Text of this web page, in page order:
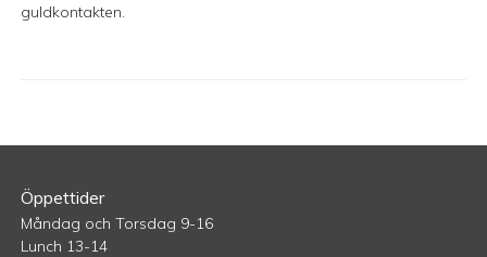
guldkontakten.
Öppettider
Måndag och Torsdag 9-16
Lunch 13-14